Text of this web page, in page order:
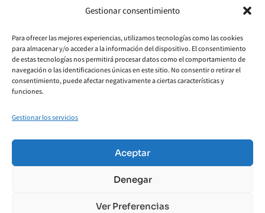
Gestionar consentimiento
Para ofrecer las mejores experiencias, utilizamos tecnologías como las cookies
para almacenar y/o acceder a la información del dispositivo. El consentimiento
de estas tecnologías nos permitirá procesar datos como el comportamiento de
navegación o las identificaciones únicas en este sitio. No consentir o retirar el
consentimiento, puede afectar negativamente a ciertas características y
funciones.
Gestionar los servicios
Aceptar
Denegar
Ver Preferencias
Alternative:
©2026 – Hydrometal Canarias SL
Política De CookiesAccesibilidad
Términos Y Condiciones